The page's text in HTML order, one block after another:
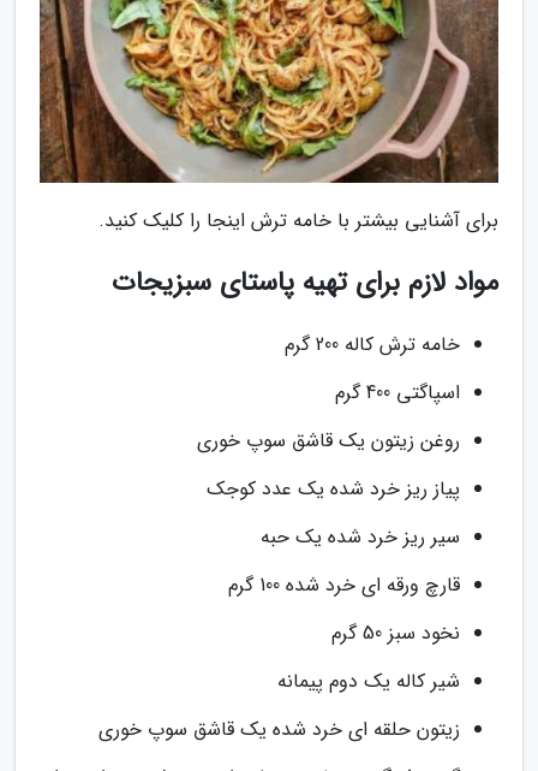
برای آشنایی بیشتر با خامه ترش اینجا را کلیک کنید.
مواد لازم برای تهیه پاستای سبزیجات
خامه ترش کاله 200 گرم
اسپاگتی 400 گرم
روغن زیتون یک قاشق سوپ خوری
پیاز ریز خرد شده یک عدد کوجک
سیر ریز خرد شده یک حبه
قارچ ورقه ای خرد شده 100 گرم
نخود سبز 50 گرم
شیر کاله یک دوم پیمانه
زیتون حلقه ای خرد شده یک قاشق سوپ خوری